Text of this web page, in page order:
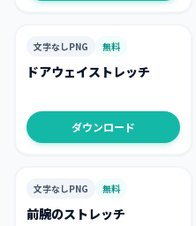
文字なしPNG 無料
ドアウェイストレッチ
ダウンロード
文字なしPNG 無料
前腕のストレッチ